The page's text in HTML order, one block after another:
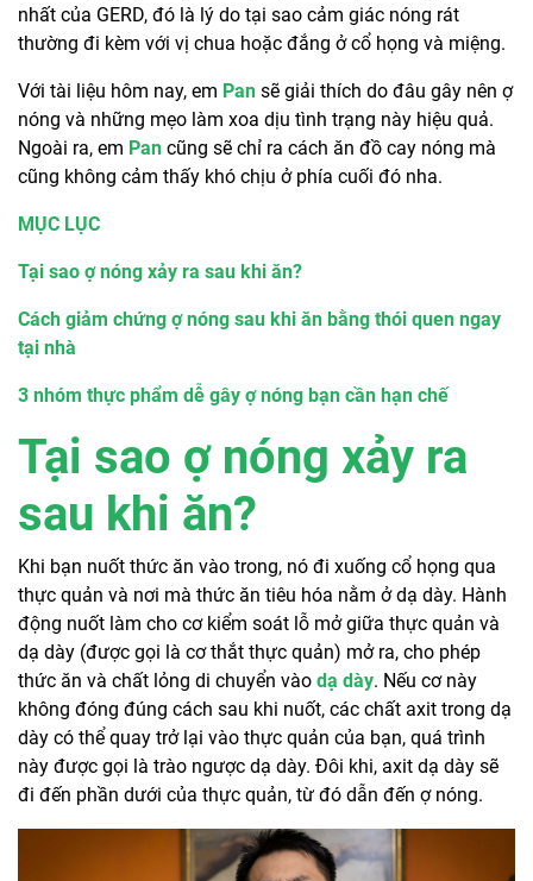
nhất của GERD, đó là lý do tại sao cảm giác nóng rát
thường đi kèm với vị chua hoặc đắng ở cổ họng và miệng.
Với tài liệu hôm nay, em Pan sẽ giải thích do đâu gây nên ợ
nóng và những mẹo làm xoa dịu tình trạng này hiệu quả.
Ngoài ra, em Pan cũng sẽ chỉ ra cách ăn đồ cay nóng mà
cũng không cảm thấy khó chịu ở phía cuối đó nha.
MỤC LỤC
Tại sao ợ nóng xảy ra sau khi ăn?
Cách giảm chứng ợ nóng sau khi ăn bằng thói quen ngay
tại nhà
3 nhóm thực phẩm dễ gây ợ nóng bạn cần hạn chế
Tại sao ợ nóng xảy ra
sau khi ăn?
Khi bạn nuốt thức ăn vào trong, nó đi xuống cổ họng qua
thực quản và nơi mà thức ăn tiêu hóa nằm ở dạ dày. Hành
động nuốt làm cho cơ kiểm soát lỗ mở giữa thực quản và
dạ dày (được gọi là cơ thắt thực quản) mở ra, cho phép
thức ăn và chất lỏng di chuyển vào dạ dày. Nếu cơ này
không đóng đúng cách sau khi nuốt, các chất axit trong dạ
dày có thể quay trở lại vào thực quản của bạn, quá trình
này được gọi là trào ngược dạ dày. Đôi khi, axit dạ dày sẽ
đi đến phần dưới của thực quản, từ đó dẫn đến ợ nóng.